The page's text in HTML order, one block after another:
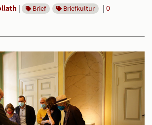
| Brief Briefkultur | 0